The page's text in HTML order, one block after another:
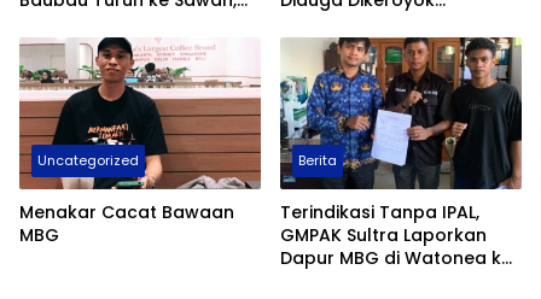
Kedaulatan Pangan
Uncategorized
Menakar Cacat Bawaan
MBG
Berita
Terindikasi Tanpa IPAL,
GMPAK Sultra Laporkan
Dapur MBG di Watonea ke